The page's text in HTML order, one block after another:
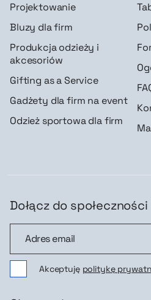
Projektowanie
Bluzy dla firm
Produkcja odzieży i
akcesoriów
Gifting as a Service
Gadżety dla firm na event
Odzież sportowa dla firm
Dołącz do społeczności
Akceptuję politykę